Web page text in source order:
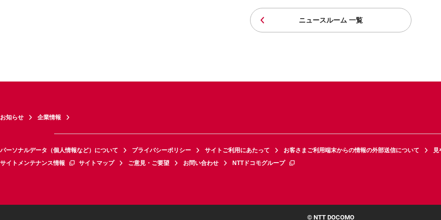
ニュースルーム 一覧
お知らせ 企業情報
パーソナルデータ（個人情報など）について プライバシーポリシー サイトご利用にあたって お客さまご利用端末からの情報の外部送信について
見
サイトメンテナンス情報
サイトマップ ご意見・ご要望 お問い合わせ NTTドコモグループ
© NTT DOCOMO